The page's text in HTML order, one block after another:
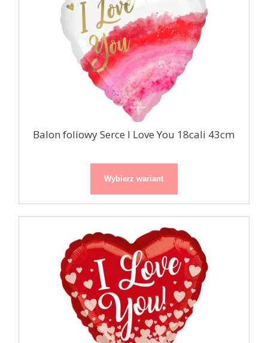
Balon foliowy Serce I Love You 18cali 43cm
Wybierz wariant